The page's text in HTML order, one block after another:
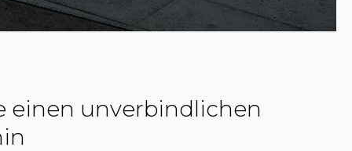
einen unverbindlichen